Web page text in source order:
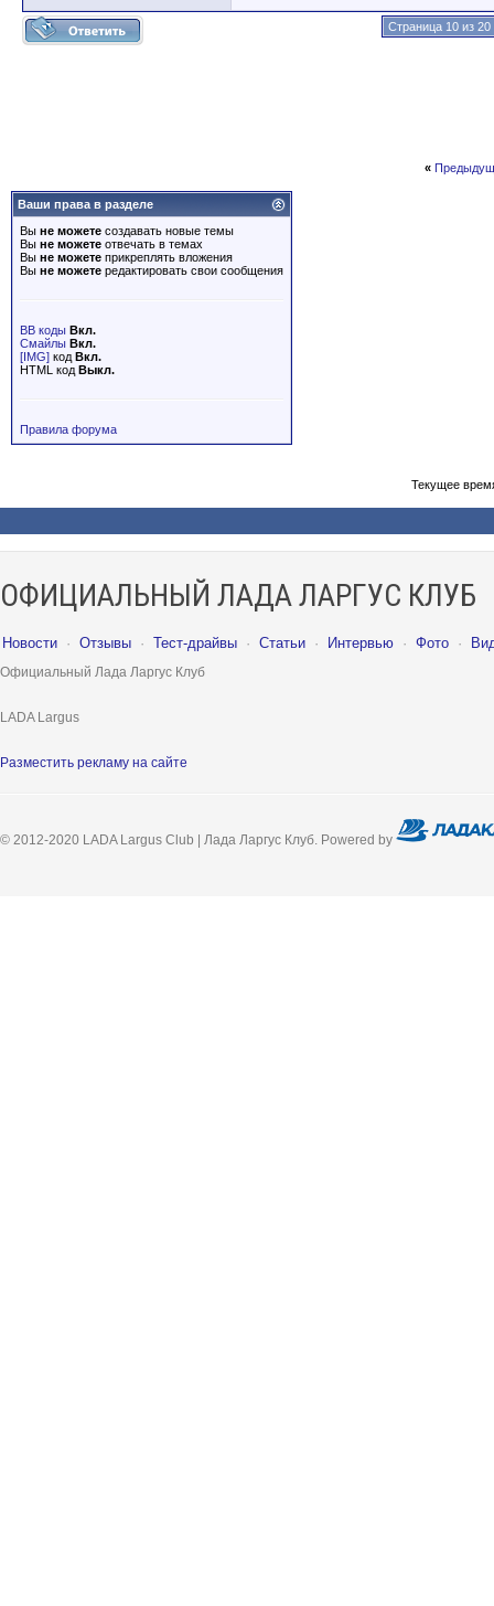
Страница 10 из 20
«
Ваши права в разделе
Вы не можете создавать новые темы
Вы не можете отвечать в темах
Вы не можете прикреплять вложения
Вы не можете редактировать свои сообщения
BB коды Вкл.
Смайлы Вкл.
[IMG] код Вкл.
HTML код Выкл.
Правила форума
Текущее
ОФИЦИАЛЬНЫЙ ЛАДА ЛАРГУС КЛУБ
Новости · Отзывы · Тест-драйвы · Статьи · Интервью · Фото ·
Официальный Лада Ларгус Клуб
LADA Largus
Разместить рекламу на сайте
© 2012-2020 LADA Largus Club | Лада Ларгус Клуб. Powered by